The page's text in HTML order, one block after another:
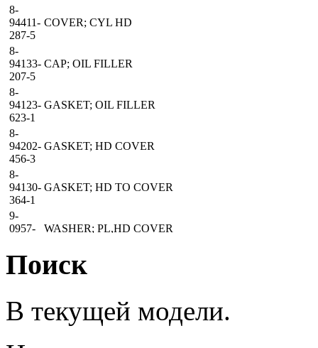
8-
94411-
287-5
COVER; CYL HD
8-
94133-
207-5
CAP; OIL FILLER
8-
94123-
623-1
GASKET; OIL FILLER
8-
94202-
456-3
GASKET; HD COVER
8-
94130-
364-1
GASKET; HD TO COVER
9-
0957-
WASHER; PL,HD COVER
8-
94202- NUT; CAP,HD COVER
09604-
016-0
PLUG; CYL HD COVER
Поиск
В текущей модели.